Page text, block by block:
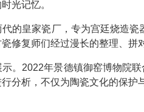
光记忆。
的皇家瓷厂，专为宫廷烧造
修复师们经过漫长的整理、拼
。2022年景德镇御窑博物院
分析，不仅为陶瓷文化的保护